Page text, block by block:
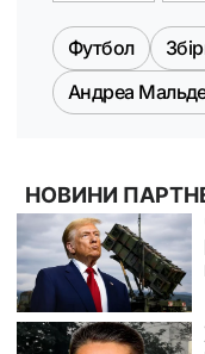
Футбол
Андреа